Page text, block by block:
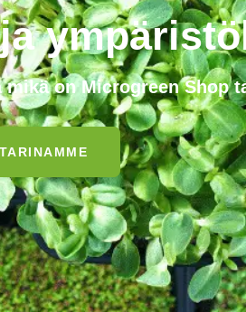
mikä on Microgreen Shop
TARINAMME